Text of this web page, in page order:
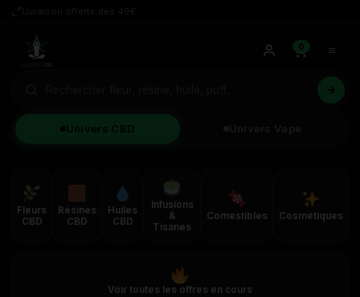
Univers CBD
0
Fleurs
CBD
Résines
CBD
Huiles
CBD
Infusions
&
Tisanes
Comestibles Cosmétiques
Voir toutes les offres en cours